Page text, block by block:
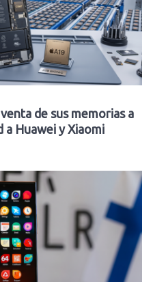
de sus memorias a
a Huawei y Xiaomi